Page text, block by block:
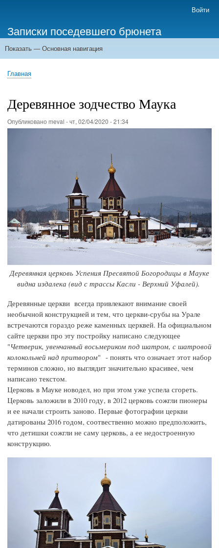
основному
содержанию
учётной
записи
пользователя
Войти
Записки поседевшего брюнета
Основная
Показать — Основная навигация
Главная
Строка
Главная
Деревянное зодчество Маука
Опубликовано meval -чт, 02/04/2020 - 21:34
Деревянная церковь Успения Пресвятой Богородицы в Мауке
видна издалека (вид с трассы Касли - Верхний Уфалей).
Деревянные церкви всегда привлекают внимание своей
необычной конструкцией и тем, что церкви-срубы на Урале
встречаются гораздо реже каменных церквей. На официальном
сайте церкви про эту постройку написано следующее
"Четверик, увенчанный восьмериком под шатром, с шатровой
колокольней над притвором" - понять что означает этот набор
терминов сложно, но выглядит значительно красивее, чем
написано текстом.
Церковь в Мауке новодел, но при этом уже успела сгореть.
Церковь заложили в 2010 году, в 2012 церковь сожгли пионеры
и ее начали строить заново. Первые фотографии церкви
датированы 2016 годом, соотвественно можно предположить,
что детишки сожгли не саму церковь, а ее недостроенную
конструкцию.